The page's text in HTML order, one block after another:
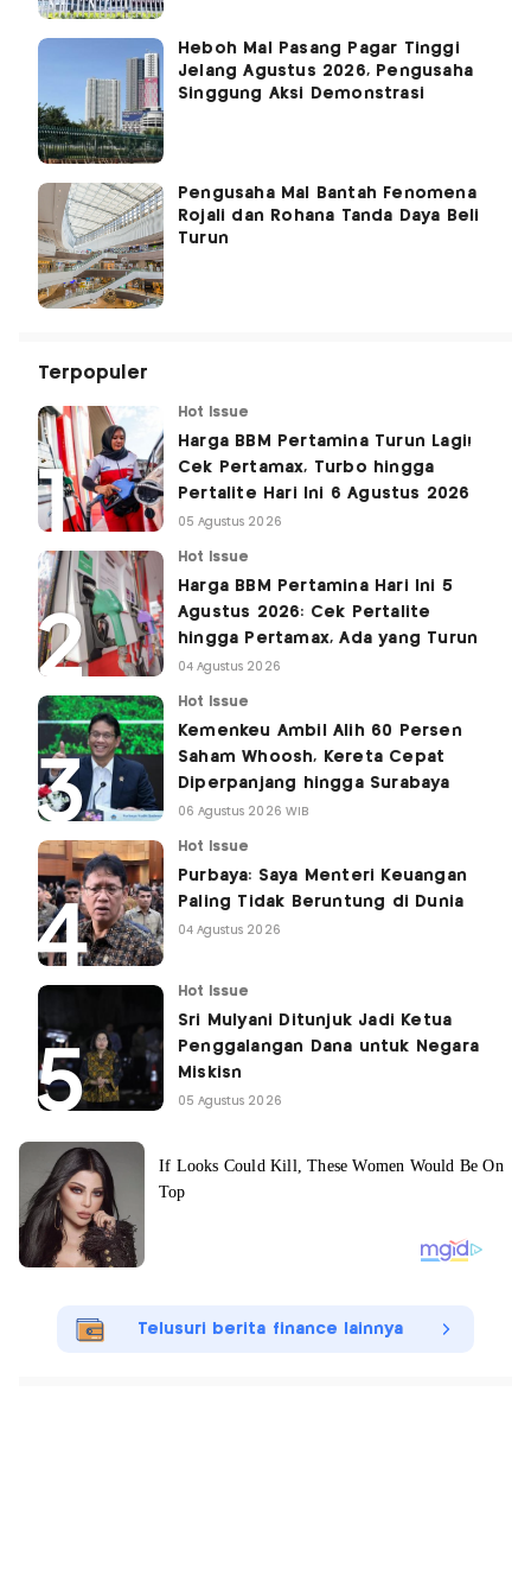
Heboh Mal Pasang Pagar Tinggi
Jelang Agustus 2026, Pengusaha
Singgung Aksi Demonstrasi
Pengusaha Mal Bantah Fenomena
Rojali dan Rohana Tanda Daya Beli
Turun
Terpopuler
Hot Issue
Harga BBM Pertamina Turun Lagi!
Cek Pertamax, Turbo hingga
Pertalite Hari Ini 6 Agustus 2026
05 Agustus 2026
Hot Issue
Harga BBM Pertamina Hari Ini 5
Agustus 2026: Cek Pertalite
hingga Pertamax, Ada yang Turun
04 Agustus 2026
Hot Issue
Kemenkeu Ambil Alih 60 Persen
Saham Whoosh, Kereta Cepat
Diperpanjang hingga Surabaya
06 Agustus 2026 WIB
Hot Issue
Purbaya: Saya Menteri Keuangan
Paling Tidak Beruntung di Dunia
04 Agustus 2026
Hot Issue
Sri Mulyani Ditunjuk Jadi Ketua
Penggalangan Dana untuk Negara
Miskisn
05 Agustus 2026
Telusuri berita finance lainnya